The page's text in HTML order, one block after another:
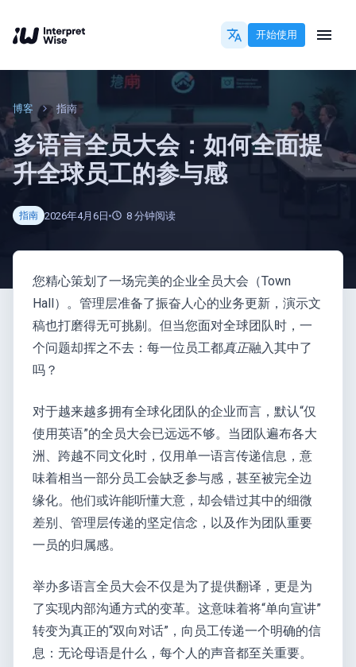
开始使用
博客 指南
多语言全员大会：如何全面提
升全球员工的参与感
指南 2026年4月6日 8 分钟阅读
您精心策划了一场完美的企业全员大会（Town
Hall）。管理层准备了振奋人心的业务更新，演示文
稿也打磨得无可挑剔。但当您面对全球团队时，一
个问题却挥之不去：每一位员工都真正融入其中了
吗？
对于越来越多拥有全球化团队的企业而言，默认“仅
使用英语”的全员大会已远远不够。当团队遍布各大
洲、跨越不同文化时，仅用单一语言传递信息，意
味着相当一部分员工会缺乏参与感，甚至被完全边
缘化。他们或许能听懂大意，却会错过其中的细微
差别、管理层传递的坚定信念，以及作为团队重要
一员的归属感。
举办多语言全员大会不仅是为了提供翻译，更是为
了实现内部沟通方式的变革。这意味着将“单向宣讲”
转变为真正的“双向对话”，向员工传递一个明确的信
息：无论母语是什么，每个人的声音都至关重要。